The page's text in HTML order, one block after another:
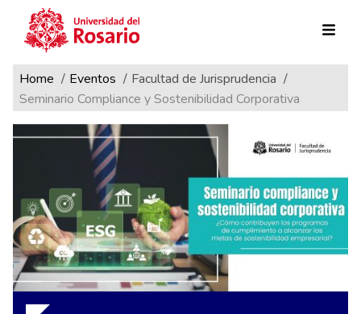
Pasar al contenido principal
Ruta de navegación
Home Eventos
Facultad de Jurisprudencia
Seminario Compliance y Sostenibilidad Corporativa